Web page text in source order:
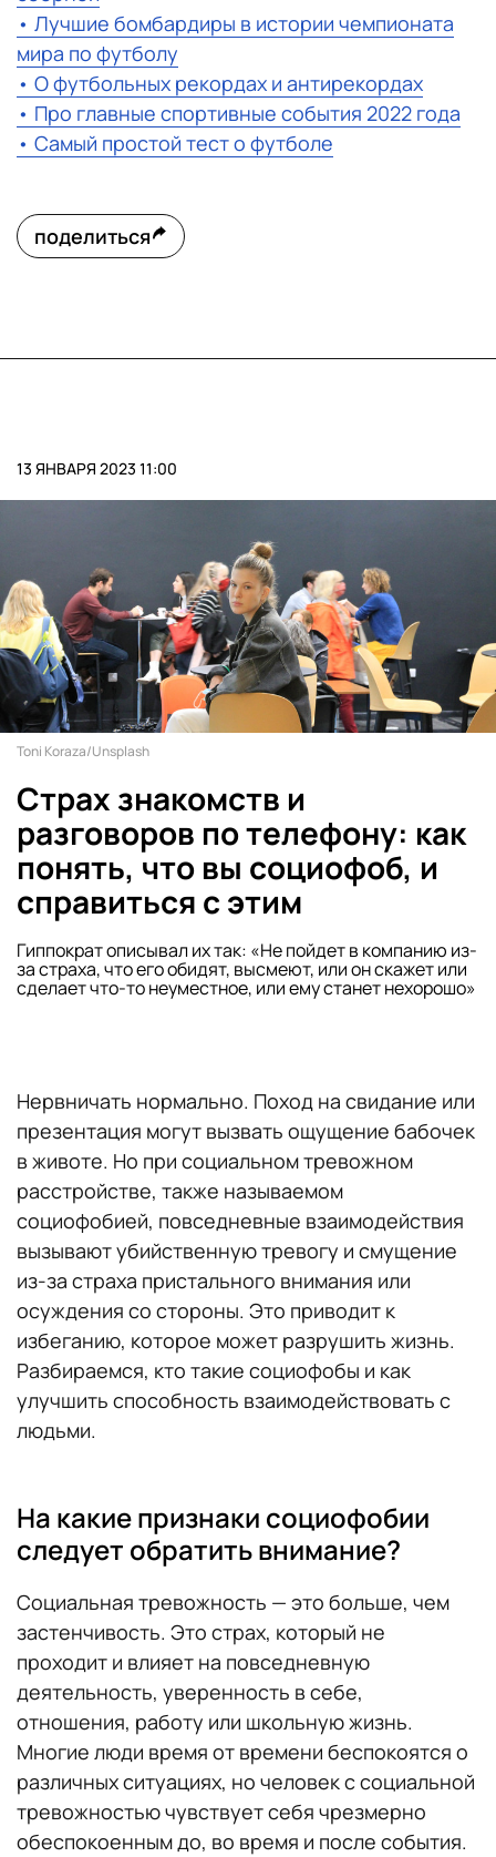
• Лучшие бомбардиры в истории чемпионата
мира по футболу
• О футбольных рекордах и антирекордах
• Про главные спортивные события 2022 года
• Самый простой тест о футболе
поделиться
13 ЯНВАРЯ 2023 11:00
Toni Koraza/Unsplash
Страх знакомств и
разговоров по телефону: как
понять, что вы социофоб, и
справиться с этим
Гиппократ описывал их так: «Не пойдет в компанию из-
за страха, что его обидят, высмеют, или он скажет или
сделает что-то неуместное, или ему станет нехорошо»
Нервничать нормально. Поход на свидание или
презентация могут вызвать ощущение бабочек
в животе. Но при социальном тревожном
расстройстве, также называемом
социофобией, повседневные взаимодействия
вызывают убийственную тревогу и смущение
из-за страха пристального внимания или
осуждения со стороны. Это приводит к
избеганию, которое может разрушить жизнь.
Разбираемся, кто такие социофобы и как
улучшить способность взаимодействовать с
людьми.
На какие признаки социофобии
следует обратить внимание?
Социальная тревожность — это больше, чем
застенчивость. Это страх, который не
проходит и влияет на повседневную
деятельность, уверенность в себе,
отношения, работу или школьную жизнь.
Многие люди время от времени беспокоятся о
различных ситуациях, но человек с социальной
тревожностью чувствует себя чрезмерно
обеспокоенным до, во время и после события.